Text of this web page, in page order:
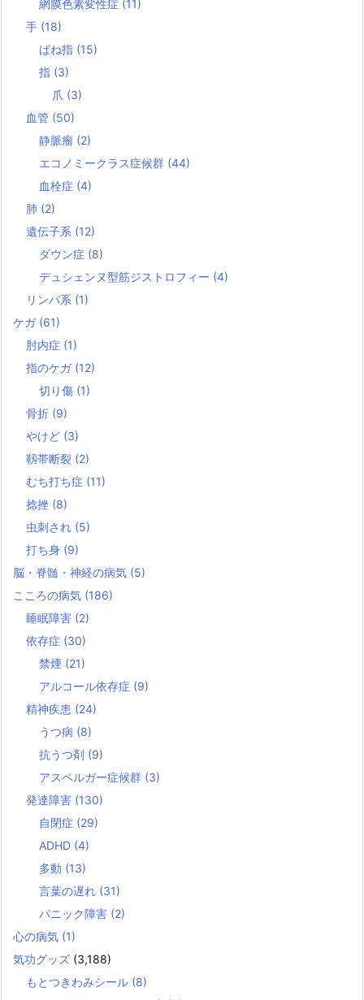
網膜色素変性症 (11)
手 (18)
ばね指 (15)
指 (3)
爪 (3)
血管 (50)
静脈瘤 (2)
エコノミークラス症候群 (44)
血栓症 (4)
肺 (2)
遺伝子系 (12)
ダウン症 (8)
デュシェンヌ型筋ジストロフィー (4)
リンパ系 (1)
ケガ (61)
肘内症 (1)
指のケガ (12)
切り傷 (1)
骨折 (9)
やけど (3)
靱帯断裂 (2)
むち打ち症 (11)
捻挫 (8)
虫刺され (5)
打ち身 (9)
脳・脊髄・神経の病気 (5)
こころの病気 (186)
睡眠障害 (2)
依存症 (30)
禁煙 (21)
アルコール依存症 (9)
精神疾患 (24)
うつ病 (8)
抗うつ剤 (9)
アスペルガー症候群 (3)
発達障害 (130)
自閉症 (29)
ADHD (4)
多動 (13)
言葉の遅れ (31)
パニック障害 (2)
心の病気 (1)
気功グッズ (3,188)
もとつきわみシール (8)